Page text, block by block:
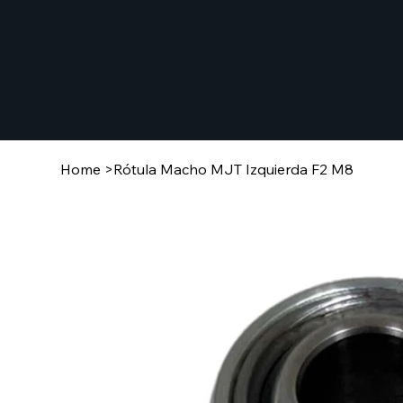
Home >Rótula Macho MJT Izquierda F2 M8